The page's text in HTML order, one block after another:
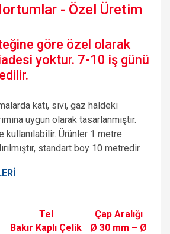
- Özel Üretim
göre özel olarak
yoktur. 7-10 iş günü
katı, sıvı, gaz haldeki
uygun olarak tasarlanmıştır.
kullanılabilir. Ürünler 1 metre
standart boy 10 metredir.
Tel
Bakır Kaplı Çelik
Çap Aralığı
Ø 30 mm – Ø